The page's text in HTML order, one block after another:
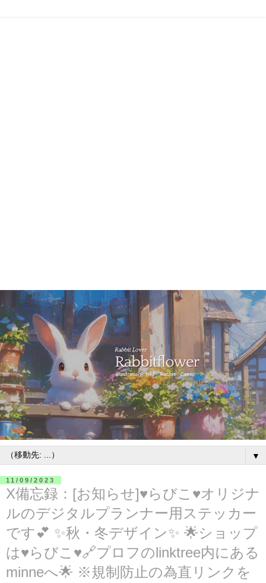
▼
11/09/2023
X備忘録：[お知らせ]♥らびこ♥オリジナ
ルのデジタルプランナー用ステッカー
です💕 ✨秋・冬デザイン✨ 🌟ショップ
は♥らびこ♥🔗プロフのlinktree内にある
minneへ🌟 ※規制防止の為直リンクを